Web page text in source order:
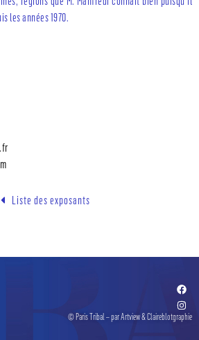
les années 1970.
Liste des exposants
© Paris Tribal – parArtview& Claireblotgraphie